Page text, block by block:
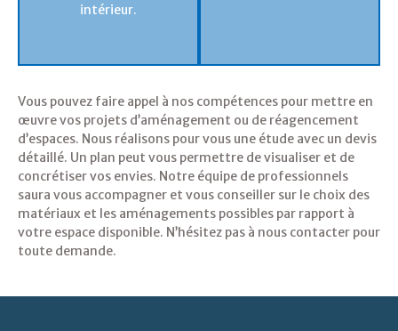
intérieur.
Vous pouvez faire appel à nos compétences pour mettre en
œuvre vos projets d’aménagement ou de réagencement
d’espaces. Nous réalisons pour vous une étude avec un devis
détaillé. Un plan peut vous permettre de visualiser et de
concrétiser vos envies. Notre équipe de professionnels
saura vous accompagner et vous conseiller sur le choix des
matériaux et les aménagements possibles par rapport à
votre espace disponible. N’hésitez pas à nous contacter pour
toute demande.